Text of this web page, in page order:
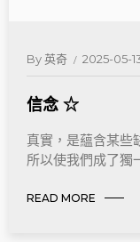
By英奇 2025-05-
信念 ☆
真實，是蘊含某些
所以使我們成了獨
READ MORE